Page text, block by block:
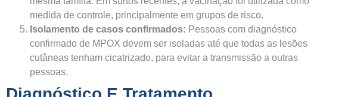
medida de controle, principalmente em grupos de risco.
Isolamento de casos confirmados: Pessoas com diagnóstico
confirmado de MPOX devem ser isoladas até que todas as lesões
cutâneas tenham cicatrizado, para evitar a transmissão a outras
pessoas.